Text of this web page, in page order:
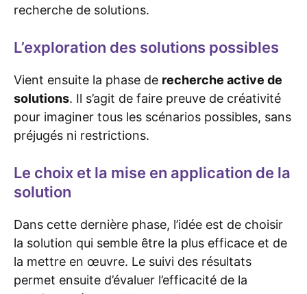
recherche de solutions.
L’exploration des solutions possibles
Vient ensuite la phase de recherche active de
solutions. Il s’agit de faire preuve de créativité
pour imaginer tous les scénarios possibles, sans
préjugés ni restrictions.
Le choix et la mise en application de la
solution
Dans cette dernière phase, l’idée est de choisir
la solution qui semble être la plus efficace et de
la mettre en œuvre. Le suivi des résultats
permet ensuite d’évaluer l’efficacité de la